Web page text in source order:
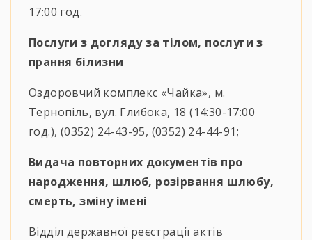
17:00 год.
Послуги з догляду за тілом, послуги з
прання білизни
Оздоровчий комплекс «Чайка», м.
Тернопіль, вул. Глибока, 18 (14:30-17:00
год.), (0352) 24-43-95, (0352) 24-44-91;
Видача повторних документів про
народження, шлюб, розірвання шлюбу,
смерть, зміну імені
Відділ державної реєстрації актів